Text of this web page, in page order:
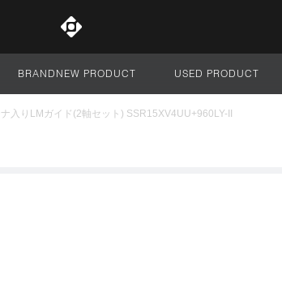
BRANDNEW PRODUCT USED PRODUCT
入りLMガイド(2軸セット) SSR15XV4UU+960LY-II